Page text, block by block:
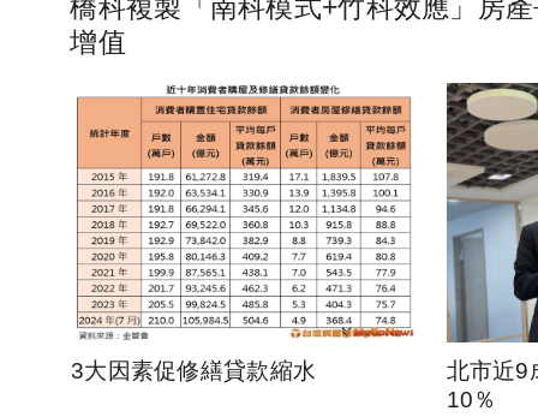
橋科複製「南科模式+竹科效應」房
增值
3大因素促修繕貸款縮水
北市近9
10％